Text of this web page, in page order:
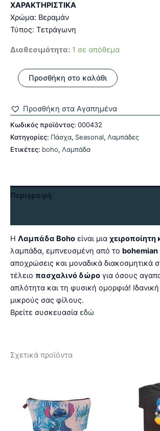
ΧΑΡΑΚΤΗΡΙΣΤΙΚΑ
Χρώμα: Βεραμάν
Τύπος: Τετράγωνη
Διαθεσιμότητα: 1 σε απόθεμα
Λαμπάδα
Boho
Προσθήκη στο καλάθι
Προσθήκη στα Αγαπημένα
Κωδικός προϊόντος: 000432
Κατηγορίες: Πάσχα, Seasonal, Λαμπάδες
Ετικέτες: boho, Λαμπάδα
Περιγραφή
Η Λαμπάδα Boho είναι μια
λαμπάδα, εμπνευσμένη από το bohemian
αποχρώσεις και μοναδικά διακοσμητικά
τέλειο πασχαλινό δώρο για όσους
απλότητα και τη φυσική ομορφιά! Ιδανική
μικρούς σας φίλους.
Βρείτε συσκευασία εδώ
Σχετικά προϊόντα